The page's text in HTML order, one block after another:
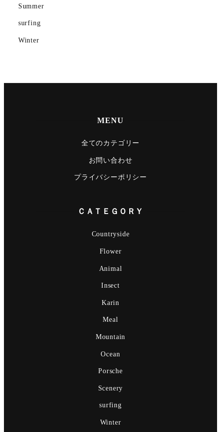
Summer
surfing
Winter
MENU
全てのカテゴリー
お問い合わせ
プライバシーポリシー
ＣＡＴＥＧＯＲＹ
Countryside
Flower
Animal
Insect
Karin
Meal
Mountain
Ocean
Porsche
Scenery
surfing
Winter